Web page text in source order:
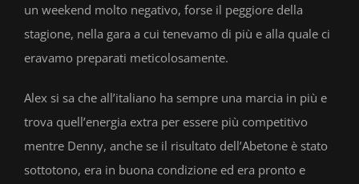
un weekend molto negativo, forse il peggiore della
stagione, nella gara a cui tenevamo di più e alla quale ci
eravamo preparati meticolosamente.
Alex si sa che all’italiano ha sempre una marcia in più e
trova quell’energia extra per essere più competitivo
mentre Denny, anche se il risultato dell’Abetone è stato
sottotono, era in buona condizione ed era pronto e